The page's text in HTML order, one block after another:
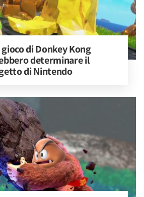
di Donkey Kong
determinare il
di Nintendo